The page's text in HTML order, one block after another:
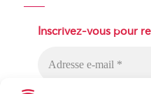
Inscrivez-vous pour